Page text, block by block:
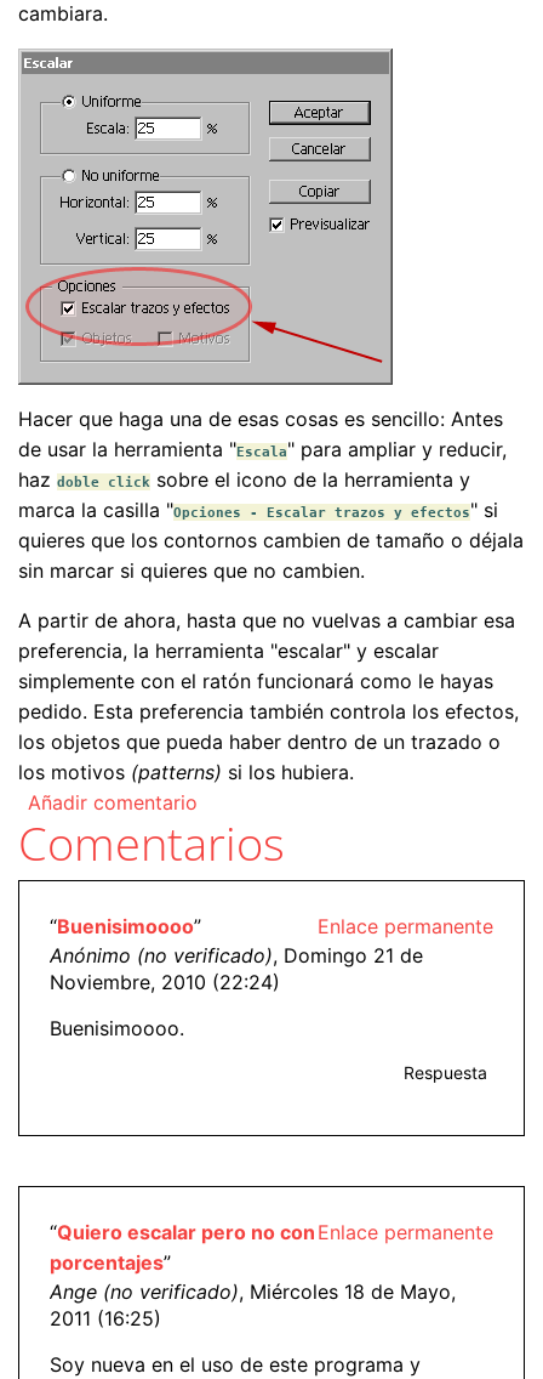
cambiara.
Hacer que haga una de esas cosas es sencillo: Antes
de usar la herramienta "Escala" para ampliar y reducir,
haz doble click sobre el icono de la herramienta y
marca la casilla "Opciones - Escalar trazos y efectos" si
quieres que los contornos cambien de tamaño o déjala
sin marcar si quieres que no cambien.
A partir de ahora, hasta que no vuelvas a cambiar esa
preferencia, la herramienta "escalar" y escalar
simplemente con el ratón funcionará como le hayas
pedido. Esta preferencia también controla los efectos,
los objetos que pueda haber dentro de un trazado o
los motivos (patterns) si los hubiera.
Añadir comentario
Comentarios
Enlace permanente
“Buenisimoooo”
Anónimo (no verificado), Domingo 21 de
Noviembre, 2010 (22:24)
Buenisimoooo.
Respuesta
Enlace permanente
“Quiero escalar pero no con
porcentajes”
Ange (no verificado), Miércoles 18 de Mayo,
2011 (16:25)
Soy nueva en el uso de este programa y